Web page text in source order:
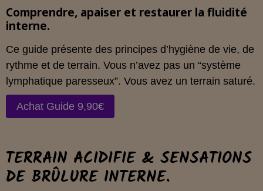
Comprendre, apaiser et restaurer la fluidité
interne.
Ce guide présente des principes d’hygiène de vie, de
rythme et de terrain. Vous n’avez pas un “système
lymphatique paresseux”. Vous avez un terrain saturé.
Achat Guide 9,90€
TERRAIN ACIDIFIE & SENSATIONS
DE BRÛLURE INTERNE.